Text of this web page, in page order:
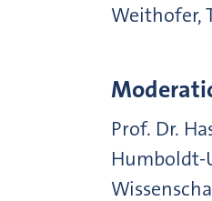
Weithofer,
Prof. Dr.
Humboldt-